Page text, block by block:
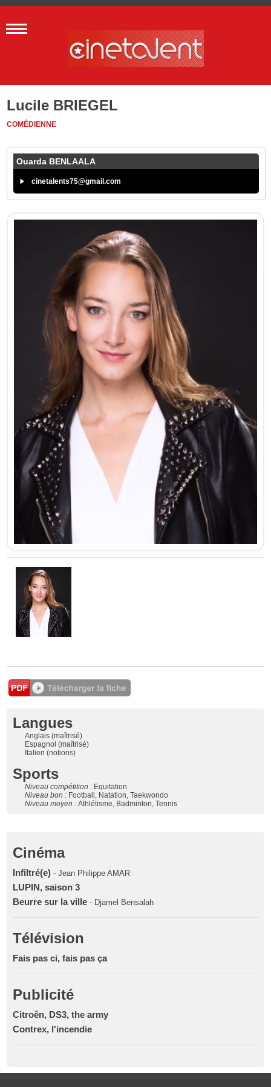
Lucile BRIEGEL
COMÉDIENNE
Ouarda BENLAALA
cinetalents75@gmail.com
Langues
Anglais (maîtrisé)
Espagnol (maîtrisé)
Italien (notions)
Sports
Niveau compétition : Equitation
Niveau bon : Football, Natation, Taekwondo
Niveau moyen :Athlétisme, Badminton, Tennis
Cinéma
Infiltré(e) - Jean Philippe AMAR
LUPIN, saison 3
Beurre sur la ville - Djamel Bensalah
Télévision
Fais pas ci, fais pas ça
Publicité
Citroên, DS3, the army
Contrex, l'incendie